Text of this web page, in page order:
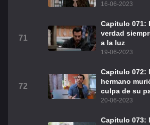
16-06-2023
71
Capitulo 071:
verdad
a la luz
19-06-2023
72
Capitulo 072:
hermano
culpa de su
20-06-2023
Capitulo 073: